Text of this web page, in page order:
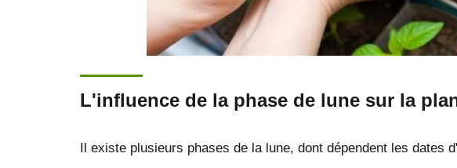
L'influence de la phase de lune sur la
Il existe plusieurs phases de la lune, dont dépendent les dates